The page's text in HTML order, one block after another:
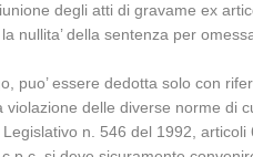
degli atti di gravame ex
della sentenza per
puo’ essere dedotta solo con
delle diverse norme di
n. 546 del 1992, articoli